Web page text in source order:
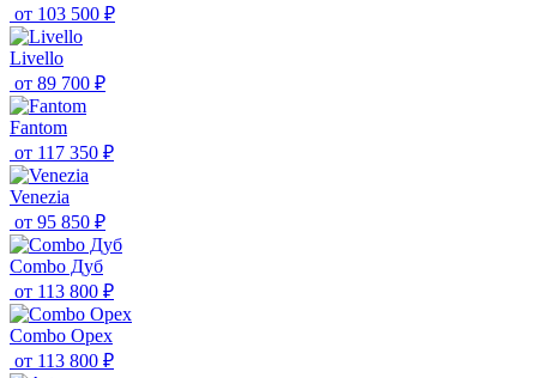
от 103 500 ₽
Livello
от 89 700 ₽
Fantom
от 117 350 ₽
Venezia
от 95 850 ₽
Combo Дуб
от 113 800 ₽
Combo Орех
от 113 800 ₽